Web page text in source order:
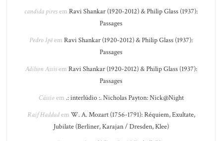
candida piresem Ravi Shankar (1920-2012) & Philip Glass (1937):
Passages
Pedro Ipêem Ravi Shankar (1920-2012) & Philip Glass (1937):
Passages
Adilson Assisem Ravi Shankar (1920-2012) & Philip Glass (1937):
Passages
Cássioem .: interlúdio :. Nicholas Payton: Nick@Night
Raif Haddadem W. A. Mozart (1756-1791): Réquiem, Exultate,
Jubilate (Berliner, Karajan / Dresden, Klee)